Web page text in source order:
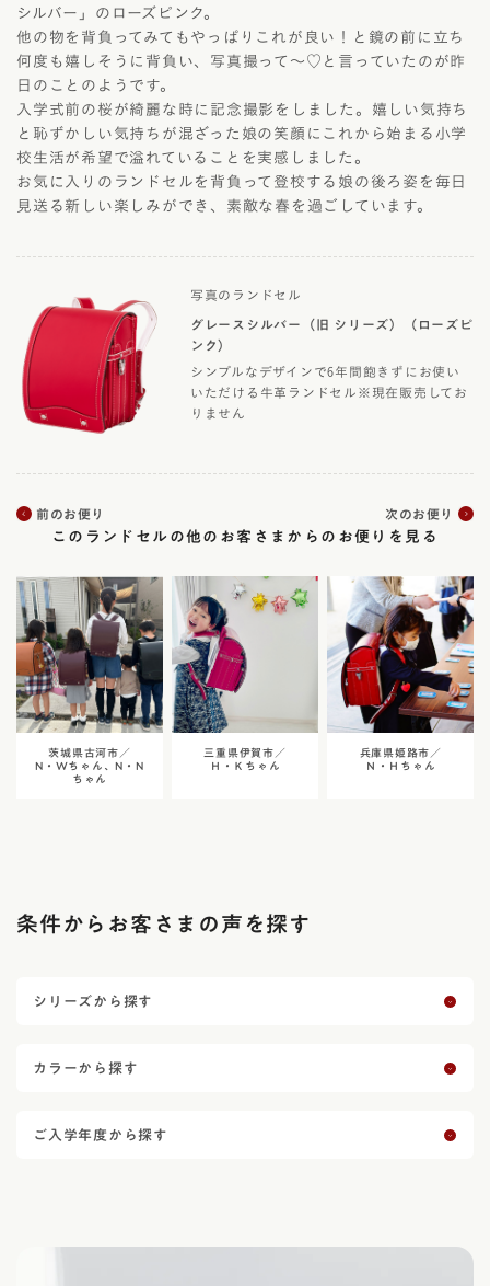
シルバー」のローズピンク。
他の物を背負ってみてもやっぱりこれが良い！と鏡の前に立ち
何度も嬉しそうに背負い、写真撮って〜♡と言っていたのが昨
日のことのようです。
入学式前の桜が綺麗な時に記念撮影をしました。嬉しい気持ち
と恥ずかしい気持ちが混ざった娘の笑顔にこれから始まる小学
校生活が希望で溢れていることを実感しました。
お気に入りのランドセルを背負って登校する娘の後ろ姿を毎日
見送る新しい楽しみができ、素敵な春を過ごしています。
写真のランドセル
グレースシルバー（旧 シリーズ）（ローズピ
ンク）
シンプルなデザインで6年間飽きずにお使い
いただける牛革ランドセル※現在販売してお
りません
前のお便り 次のお便り
このランドセルの他のお客さまからのお便りを見る
茨城県古河市／
N・Wちゃん、N・N
ちゃん
三重県伊賀市／
Ｈ・Ｋちゃん
兵庫県姫路市／
Ｎ・Ｈちゃん
条件からお客さまの声を探す
シリーズから探す
カラーから探す
ご入学年度から探す